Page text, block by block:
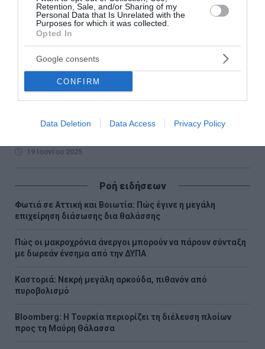
Retention, Sale, and/or Sharing of my
Personal Data that Is Unrelated with the
Purposes for which it was collected.
Opted In
Google consents
CONFIRM
Data Deletion Data Access Privacy Policy
Πυρά Κατζ σε Χαμενεΐ: Δειλός δικτάτορας,
κρύβεται στο καταφύγιό του και πυροβολεί
νοσοκομεία και σπίτια
αυξήσουν τις επιθέσεις σε κυβερνητικούς στόχους στην
19 Ιουνίου 2025
Ροή ειδήσεων
Φωτιά σε Αττική και Βοιωτία: Πώς έγινε η μεγάλη
επιχείρηση διάσωσης δια θαλάσσης
Πώς οι μακροχρόνια άνεργοι μπορούν να πάρουν σύνταξη
με δωρεάν ένσημα από την ΔΥΠΑ
Καστοριά: Νεκρή μεγάλη αρκούδα, πιθανόν από
πυροβολισμό
Bloomberg: Η Τουρκία περιορίζει τη διέλευση πλοίων
προς τη Μαύρη Θάλασσα